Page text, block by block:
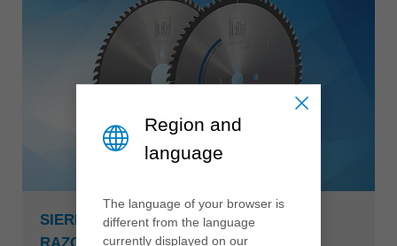
SIERRA CIRCULAR RAZORCUT Y
Region and
language
The language of your browser is
different from the language
currently displayed on our